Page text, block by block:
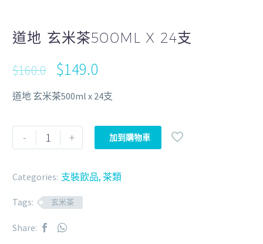
道地 玄米茶500ML X 24支
$160.0 $149.0
道地 玄米茶500ml x 24支
- + 加到購物車
Categories: 支裝飲品, 茶類
Tags: 玄米茶
Share: